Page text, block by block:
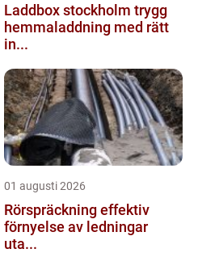
Laddbox stockholm trygg
hemmaladdning med rätt
in...
01 augusti 2026
Rörspräckning effektiv
förnyelse av ledningar
uta...